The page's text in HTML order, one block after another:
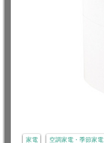
家電 空調家電・季節家電